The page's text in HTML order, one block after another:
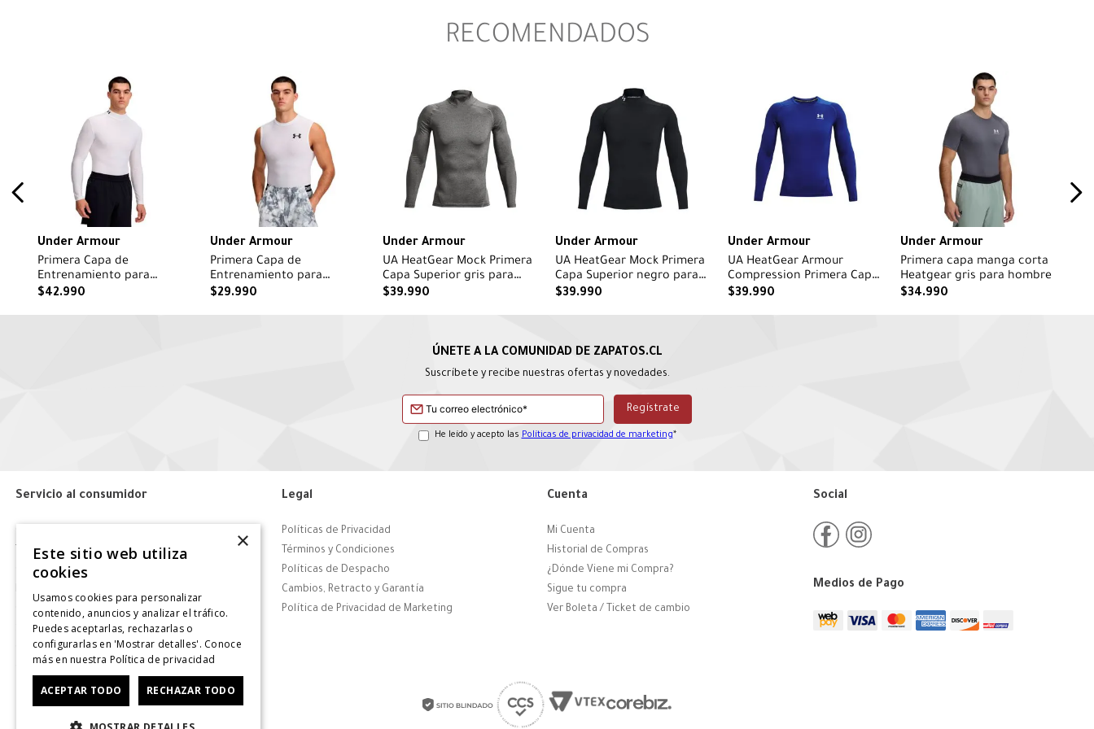
RECOMENDADOS
Under Armour
Primera Capa de
Entrenamiento para
Hombre HG Mock Blanco
$42.990
Under Armour
Primera Capa de
Entrenamiento para
Hombre HG Blanco
$29.990
Under Armour
UA HeatGear Mock Primera
Capa Superior gris para
hombre
$39.990
Under Armour
UA HeatGear Mock Primera
Capa Superior negro para
hombre
$39.990
Under Armour
UA HeatGear Armour
Compression Primera Capa
Superior azul para hombre
$39.990
Under Armour
Primera capa manga corta
Heatgear gris para hombre
$34.990
Suscríbete y recibe nuestras ofertas y novedades.
He leído y acepto las Políticas de privacidad de marketing*
Servicio al consumidor
Tiendas
Contáctanos
Giftcard
Solicitar Factura
CyberDay
Legal
Políticas de Privacidad
Términos y Condiciones
Políticas de Despacho
Cambios, Retracto y Garantía
Política de Privacidad de Marketing
Cuenta
Mi Cuenta
Historial de Compras
¿Dónde Viene mi Compra?
Sigue tu compra
Ver Boleta / Ticket de cambio
Social
Medios de Pago
×
Este sitio web utiliza
cookies
Usamos cookies para personalizar
contenido, anuncios y analizar el tráfico.
Puedes aceptarlas, rechazarlas o
configurarlas en 'Mostrar detalles'. Conoce
más en nuestra Política de privacidad
ACEPTAR TODO RECHAZAR TODO